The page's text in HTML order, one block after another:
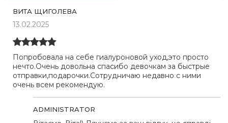
ВИТА ЩИГОЛЕВА
13.02.2025
Попробовала на себе гиалуроновой уход,это просто
нечто.Очень довольна спасибо девочкам за быстрые
отправки,подарочки.Сотрудничаю недавно с ними
очень всем рекомендую.
ADMINISTRATOR